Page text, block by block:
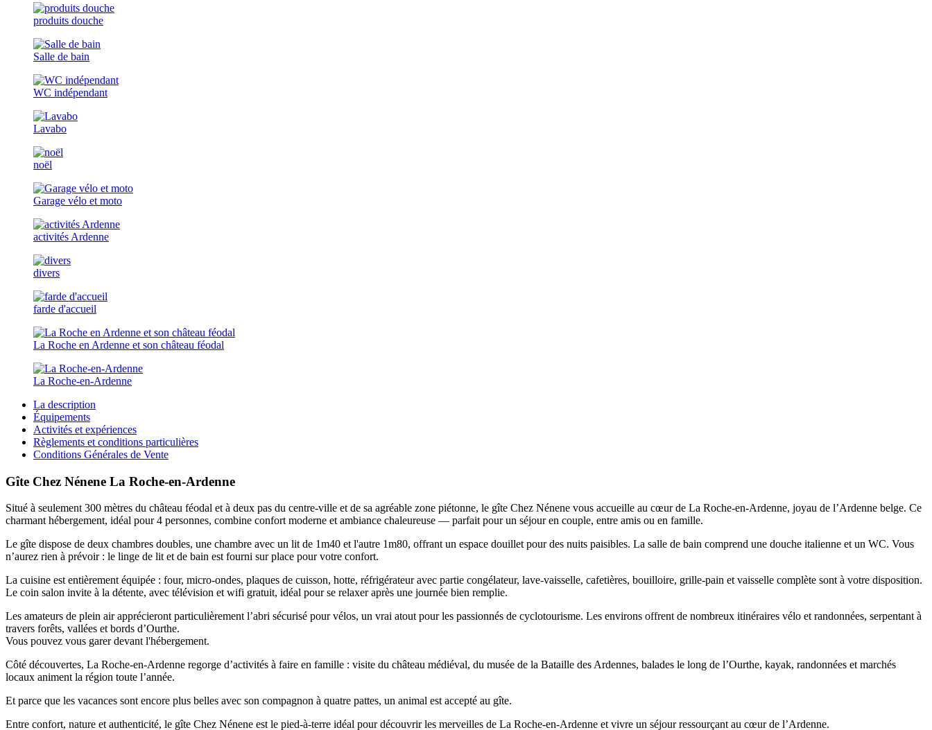
produits douche
Salle de bain
WC indépendant
Lavabo
noël
Garage vélo et moto
activités Ardenne
divers
farde d'accueil
La Roche en Ardenne et son château féodal
La Roche-en-Ardenne
La description
Équipements
Activités et expériences
Règlements et conditions particulières
Conditions Générales de Vente
Gîte Chez Nénene La Roche-en-Ardenne
Situé à seulement 300 mètres du château féodal et à deux pas du centre-ville et de sa agréable zone piétonne, le gîte Chez Nénene vous accueille au cœur de La Roche-en-Ardenne, joyau de l’Ardenne belge. Ce
charmant hébergement, idéal pour 4 personnes, combine confort moderne et ambiance chaleureuse — parfait pour un séjour en couple, entre amis ou en famille.
Le gîte dispose de deux chambres doubles, une chambre avec un lit de 1m40 et l'autre 1m80, offrant un espace douillet pour des nuits paisibles. La salle de bain comprend une douche italienne et un WC. Vous
n’aurez rien à prévoir : le linge de lit et de bain est fourni sur place pour votre confort.
La cuisine est entièrement équipée : four, micro-ondes, plaques de cuisson, hotte, réfrigérateur avec partie congélateur, lave-vaisselle, cafetières, bouilloire, grille-pain et vaisselle complète sont à votre disposition.
Le coin salon invite à la détente, avec télévision et wifi gratuit, idéal pour se relaxer après une journée bien remplie.
Les amateurs de plein air apprécieront particulièrement l’abri sécurisé pour vélos, un vrai atout pour les passionnés de cyclotourisme. Les environs offrent de nombreux itinéraires vélo et randonnées, serpentant à
travers forêts, vallées et bords d’Ourthe.
Vous pouvez vous garer devant l'hébergement.
Côté découvertes, La Roche-en-Ardenne regorge d’activités à faire en famille : visite du château médiéval, du musée de la Bataille des Ardennes, balades le long de l’Ourthe, kayak, randonnées et marchés
locaux animent la région toute l’année.
Et parce que les vacances sont encore plus belles avec son compagnon à quatre pattes, un animal est accepté au gîte.
Entre confort, nature et authenticité, le gîte Chez Nénene est le pied-à-terre idéal pour découvrir les merveilles de La Roche-en-Ardenne et vivre un séjour ressourçant au cœur de l’Ardenne.